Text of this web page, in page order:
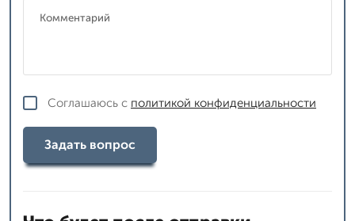
Соглашаюсь с политикой конфиденциальности
Задать вопрос